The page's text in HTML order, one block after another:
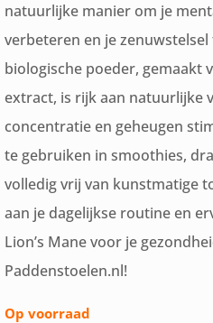
natuurlijke manier om je
verbeteren en je
biologische poeder, gemaakt
extract, is rijk aan natuurlijke
concentratie en geheugen
te gebruiken in smoothies,
volledig vrij van kunstmatige
aan je dagelijkse routine en
Lion’s Mane voor je
Paddenstoelen.nl!
Op voorraad